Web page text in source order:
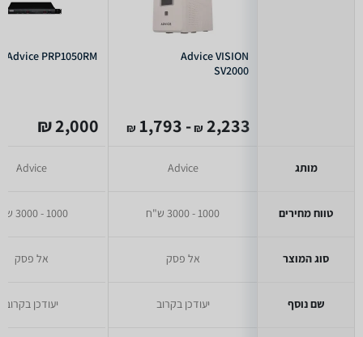
מותג
טווח מחירים
סוג המוצר
שם נוסף
Advice VISION
SV2000
2,233
₪
- 1,793
₪
Advice
1000 - 3000 ש"ח
אל פסק
יעודכן בקרוב
Advice PRP1050RM
2,000 ₪
Advice
1000 - 3000 ש"ח
אל פסק
יעודכן בקרוב